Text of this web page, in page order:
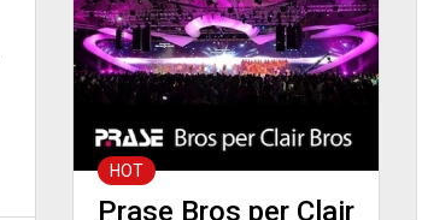
HOT
Prase Bros per Clair